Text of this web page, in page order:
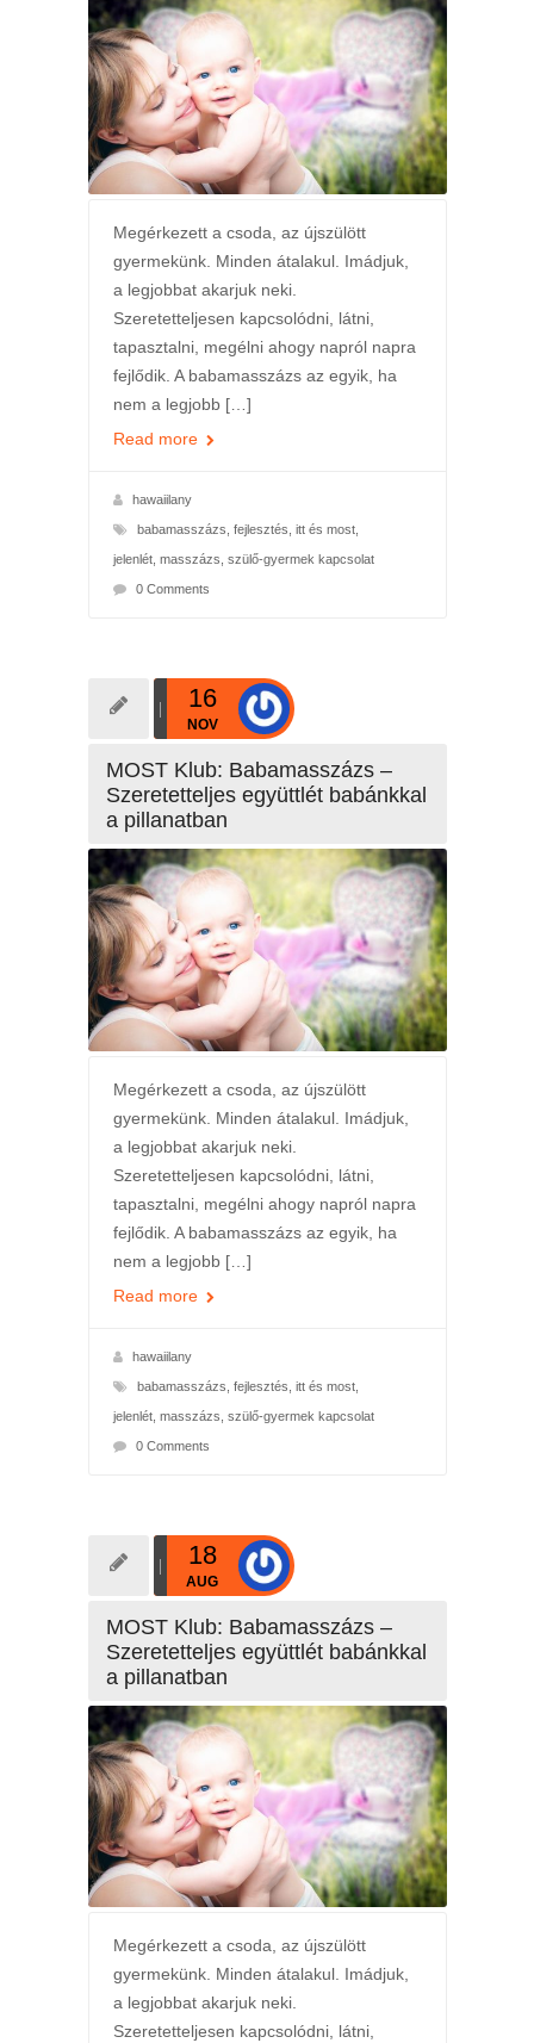
Megérkezett a csoda, az újszülött
gyermekünk. Minden átalakul. Imádjuk,
a legjobbat akarjuk neki.
Szeretetteljesen kapcsolódni, látni,
tapasztalni, megélni ahogy napról napra
fejlődik. A babamasszázs az egyik, ha
nem a legjobb […]
Read more
hawaiilany
babamasszázs, fejlesztés, itt és most,
jelenlét, masszázs, szülő-gyermek kapcsolat
0 Comments
16
NOV
MOST Klub: Babamasszázs –
Szeretetteljes együttlét babánkkal
a pillanatban
Megérkezett a csoda, az újszülött
gyermekünk. Minden átalakul. Imádjuk,
a legjobbat akarjuk neki.
Szeretetteljesen kapcsolódni, látni,
tapasztalni, megélni ahogy napról napra
fejlődik. A babamasszázs az egyik, ha
nem a legjobb […]
Read more
hawaiilany
babamasszázs fejlesztés itt és most,
jelenlét, masszázs szülő-gyermek kapcsolat
0 Comments
18
AUG
MOST Klub: Babamasszázs –
Szeretetteljes együttlét babánkkal
a pillanatban
Megérkezett a csoda, az újszülött
gyermekünk. Minden átalakul. Imádjuk,
a legjobbat akarjuk neki.
Szeretetteljesen kapcsolódni, látni,